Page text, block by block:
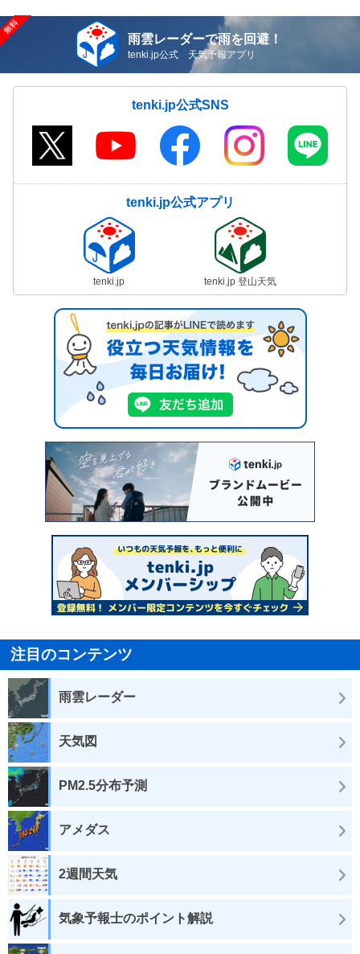
雨雲レーダーで雨を回避！
tenki.jp公式 天気予報アプリ
tenki.jp公式SNS
tenki.jp公式アプリ
tenki.jp tenki.jp 登山天気
注目のコンテンツ
雨雲レーダー
天気図
PM2.5分布予測
アメダス
2週間天気
気象予報士のポイント解説